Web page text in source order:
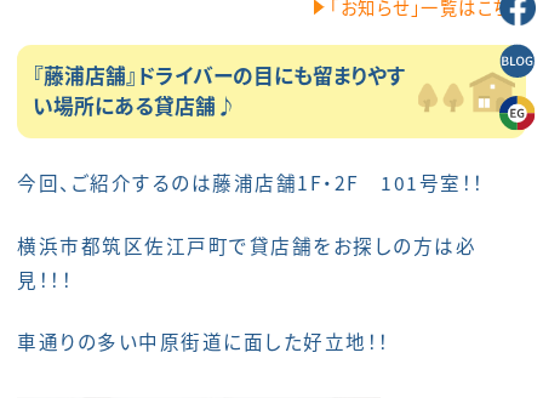
「お知らせ」一覧はこちら
『藤浦店舗』ドライバーの目にも留まりやす
い場所にある貸店舗♪
今回、ご紹介するのは藤浦店舗1F・2F 101号室！！
横浜市都筑区佐江戸町で貸店舗をお探しの方は必
見！！！
車通りの多い中原街道に面した好立地！！